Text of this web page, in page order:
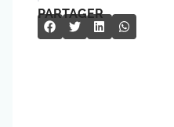
PARTAGER